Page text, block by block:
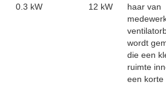
0.3 kW 12 kW
haar van
wordt
die een
ruimte
een korte